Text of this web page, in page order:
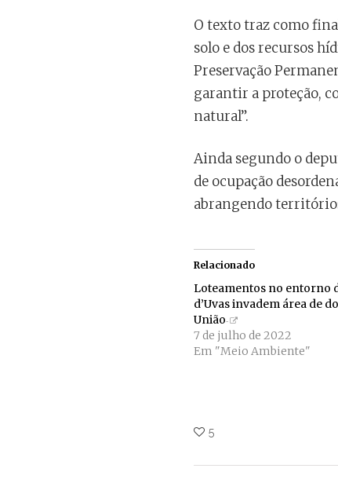
O texto traz como
solo e dos recursos
Preservação
garantir a proteção,
natural”.
Ainda segundo o
de ocupação
abrangendo
Relacionado
Loteamentos no entorno
d’Uvas invadem área de
União
7 de julho de 2022
Em "Meio Ambiente"
5